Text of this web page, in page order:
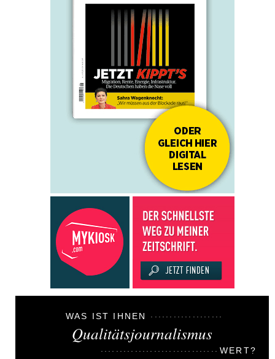
WAS IST IHNEN
Qualitätsjournalismus
WERT?